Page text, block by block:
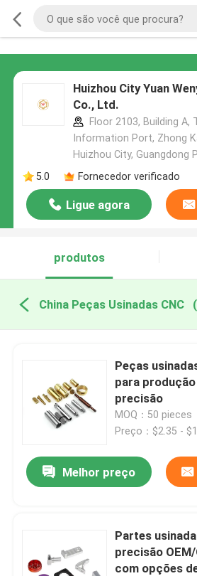
Huizhou City Yuan
Co., Ltd.
Floor 2103, Building A,
Information Port, Zhong
Huizhou City, Guangdong
5.0
Fornecedor verificado
Ligue agora
produtos
China Peças Usinadas CNC
Peças
para
precisão
MOQ：50 pieces
Preço：$2.35 -
Melhor preço
Partes
precisão
com opções